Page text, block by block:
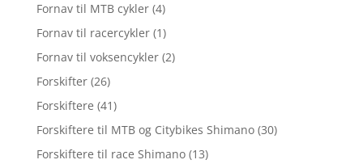
Fornav til MTB cykler (4)
Fornav til racercykler (1)
Fornav til voksencykler (2)
Forskifter (26)
Forskiftere (41)
Forskiftere til MTB og Citybikes Shimano (30)
Forskiftere til race Shimano (13)